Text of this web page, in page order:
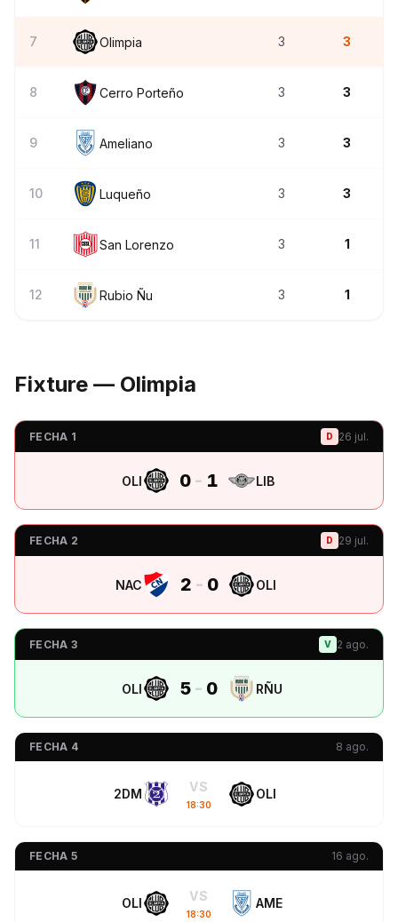
7 Olimpia 3 3
8 Cerro Porteño 3 3
9 Ameliano 3 3
10 Luqueño 3 3
11 San Lorenzo 3 1
12 Rubio Ñu 3 1
Fixture — Olimpia
FECHA 1 D 26 jul.
OLI 0 - 1 LIB
FECHA 2 D 29 jul.
NAC 2 - 0 OLI
FECHA 3 V 2 ago.
OLI 5 - 0 RÑU
FECHA 4 8 ago.
2DM VS
18:30
OLI
FECHA 5 16 ago.
OLI VS
18:30
AME